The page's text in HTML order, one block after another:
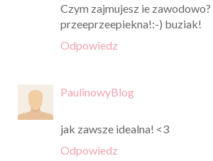
Czym zajmujesz ie zawodowo?
przeeprzeepiekna!:-) buziak!
Odpowiedz
PaulinowyBlog
jak zawsze idealna! <3
Odpowiedz